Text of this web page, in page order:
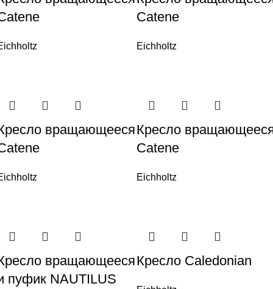
Catene
Eichholtz
вращающеесяКресло
Catene
Eichholtz
вращающееся
пуфик NAUTILUS
Кресло Caledonian